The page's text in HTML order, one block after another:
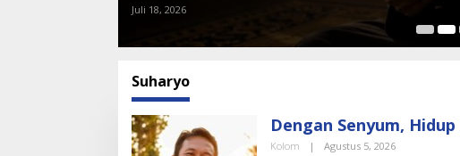
Juli 18, 2026
Suharyo
Dengan Senyum,
Kolom | Agustus 5, 2026